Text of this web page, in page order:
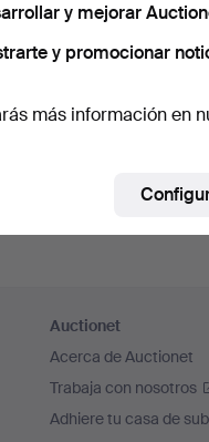
Auctionet
Acerca de Auctionet
Trabaja con nosotros
Adhiere tu casa de
y mejorar
y promocionar
más información en